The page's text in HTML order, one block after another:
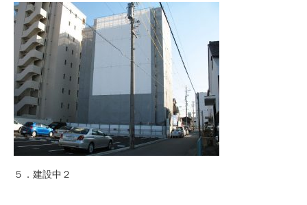
５．建設中２